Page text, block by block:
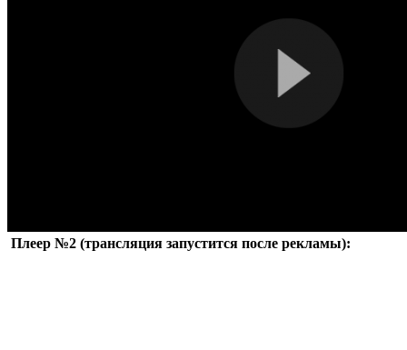
Плеер №2 (трансляция запустится после рекламы):